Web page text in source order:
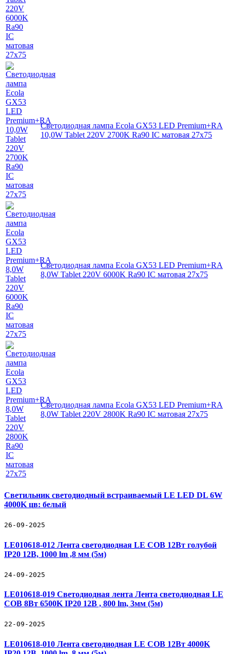
Светодиодная лампа Ecola GX53 LED Premium+RA
10,0W Tablet 220V 2700K Ra90 IC матовая 27x75
Светодиодная лампа Ecola GX53 LED Premium+RA
8,0W Tablet 220V 6000K Ra90 IC матовая 27x75
Светодиодная лампа Ecola GX53 LED Premium+RA
8,0W Tablet 220V 2800K Ra90 IC матовая 27x75
Светильник светодиодный встраиваемый LE LED DL 6W
4000K цв: белый
26-09-2025
LE010618-012 Лента светодиодная LE COB 12Вт голубой
IP20 12В, 1000 lm ,8 мм (5м)
24-09-2025
LE010618-019 Светодиодная лента Лента светодиодная LE
COB 8Вт 6500K IP20 12В , 800 lm, 3мм (5м)
22-09-2025
LE010618-010 Лента светодиодная LE COB 12Вт 4000K